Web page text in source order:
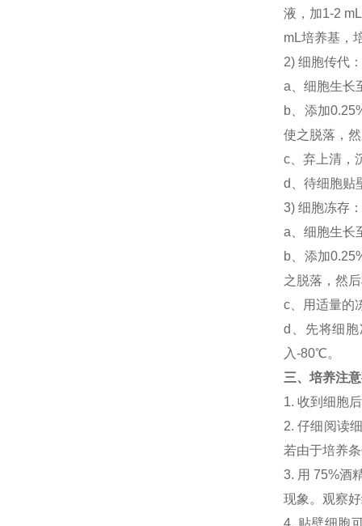
液，加1-2
mL培养基，
2) 细胞传代
a、细胞生长
b、添加
使之脱落，
c、弃上清，
d、待细胞贴
3) 细胞冻存
a、细胞生长
b、添加
之脱落，然
c、用适量的
d、先将细
入-80℃。
三、培养注
1. 收到细胞
2. 仔细阅读
若由于培养
3. 用 75%酒
现象。观察
4. 贴壁细胞